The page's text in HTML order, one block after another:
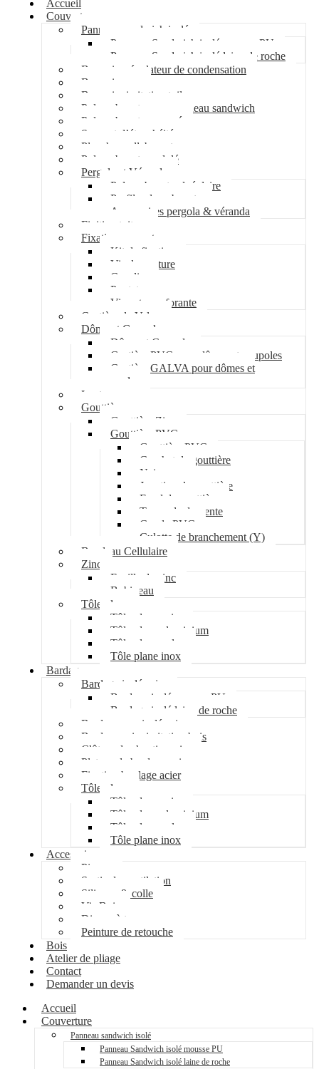
Accueil
Couverture
Panneau sandwich isolé
Panneau Sandwich isolé mousse PU
Panneau Sandwich isolé laine de roche
Bac acier régulateur de condensation
Bac acier sec
Bac acier imitation tuile
Polycarbonate pour panneau sandwich
Polycarbonate nervuré
Support d’étanchéité
Plancher collaborant
Polycarbonate ondulé
Pergola et Véranda
Polycarbonate alvéolaire
Profil polycarbonate
Accessoires pergola & véranda
Finition toiture
Fixation couverture
Kit de fixation
Vis de couture
Cavalier
Pontet
Vis auto-perforante
Costière de Velux
Dôme et Coupole
Dôme et Coupole
Costière PVC pour dômes et coupoles
Costière GALVA pour dômes et
coupoles
Lanterneau
Gouttière
Gouttière Zinc
Gouttière PVC
Gouttière PVC
Crochet de gouttière
Naissance
Jonction de gouttière
Fond de gouttière
Tuyau de descente
Coude PVC
Culotte de branchement (Y)
Bandeau Cellulaire
Zinc
Feuille de zinc
Bobineau
Tôle plane
Tôle plane acier
Tôle plane aluminium
Tôle plane galva
Tôle plane inox
Bardage
Bardage isolé acier
Bardage isolé mousse PU
Bardage isolé laine de roche
Bardage non isolé acier
Bardage acier imitation bois
Clôture de chantier acier
Plateau de bardage acier
Fixation bardage acier
Tôle plane
Tôle plane acier
Tôle plane aluminium
Tôle plane galva
Tôle plane inox
Accessoires
Pipeco
Sortie de ventilation
Silicone & colle
Vis Bois
Disque à tronçonner
Peinture de retouche
Bois
Atelier de pliage
Contact
Demander un devis
Accueil
Couverture
Panneau sandwich isolé
Panneau Sandwich isolé mousse PU
Panneau Sandwich isolé laine de roche